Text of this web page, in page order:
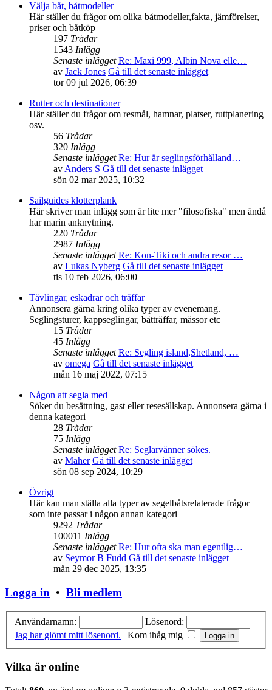
Välja båt, båtmodeller
Här ställer du frågor om olika båtmodeller,fakta, jämförelser,
priser och båtköp
197 Trådar
1543 Inlägg
Senaste inlägget Re: Maxi 999, Albin Nova elle…
av Jack Jones Gå till det senaste inlägget
tor 09 jul 2026, 06:39
Rutter och destinationer
Här ställer du frågor om resmål, hamnar, platser, ruttplanering
osv.
56 Trådar
320 Inlägg
Senaste inlägget Re: Hur är seglingsförhålland…
avAnders S Gå till det senaste inlägget
sön 02 mar 2025, 10:32
Sailguides klotterplank
Här skriver man inlägg som är lite mer "filosofiska" men ändå
har marin anknytning.
220 Trådar
2987 Inlägg
Senaste inlägget Re: Kon-Tiki och andra resor …
av Lukas Nyberg Gå till det senaste inlägget
tis 10 feb 2026, 06:00
Tävlingar, eskadrar och träffar
Annonsera gärna kring olika typer av evenemang.
Seglingsturer, kappseglingar, båtträffar, mässor etc
15 Trådar
45 Inlägg
Senaste inlägget Re: Segling island,Shetland, …
av omega Gå till det senaste inlägget
mån 16 maj 2022, 07:15
Någon att segla med
Söker du besättning, gast eller resesällskap. Annonsera gärna i
denna kategori
28 Trådar
75 Inlägg
Senaste inlägget Re: Seglarvänner sökes.
av Maher Gå till det senaste inlägget
sön 08 sep 2024, 10:29
Övrigt
Här kan man ställa alla typer av segelbåtsrelaterade frågor
som inte passar i någon annan kategori
9292 Trådar
100011 Inlägg
Senaste inlägget Re: Hur ofta ska man egentlig…
av Seymor B Fudd Gå till det senaste inlägget
mån 29 dec 2025, 13:35
Logga in • Bli medlem
Användarnamn:
Lösenord:
Jag har glömt mitt lösenord. | Kom ihåg mig
Vilka är online